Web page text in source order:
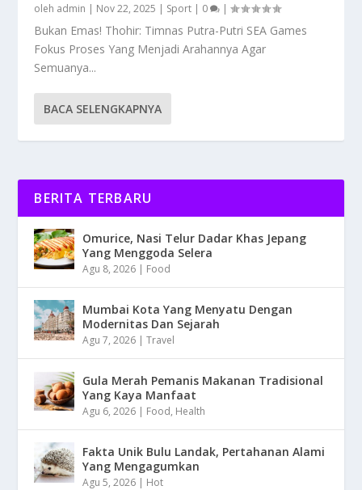
oleh admin | Nov 22, 2025 | Sport | 0 |
Bukan Emas! Thohir: Timnas Putra-Putri SEA Games
Fokus Proses Yang Menjadi Arahannya Agar
Semuanya...
BACA SELENGKAPNYA
BERITA TERBARU
Omurice, Nasi Telur Dadar Khas Jepang
Yang Menggoda Selera
Agu 8, 2026 | Food
Mumbai Kota Yang Menyatu Dengan
Modernitas Dan Sejarah
Agu 7, 2026 |Travel
Gula Merah Pemanis Makanan Tradisional
Yang Kaya Manfaat
Agu 6, 2026 | Food, Health
Fakta Unik Bulu Landak, Pertahanan Alami
Yang Mengagumkan
Agu 5, 2026 | Hot